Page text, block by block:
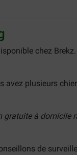
chez
plusieurs
à domicile
de